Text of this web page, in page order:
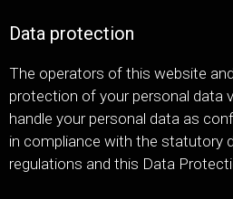
Data protection
The operators of this website
protection of your personal data
handle your personal data as
in compliance with the statutory
regulations and this Data